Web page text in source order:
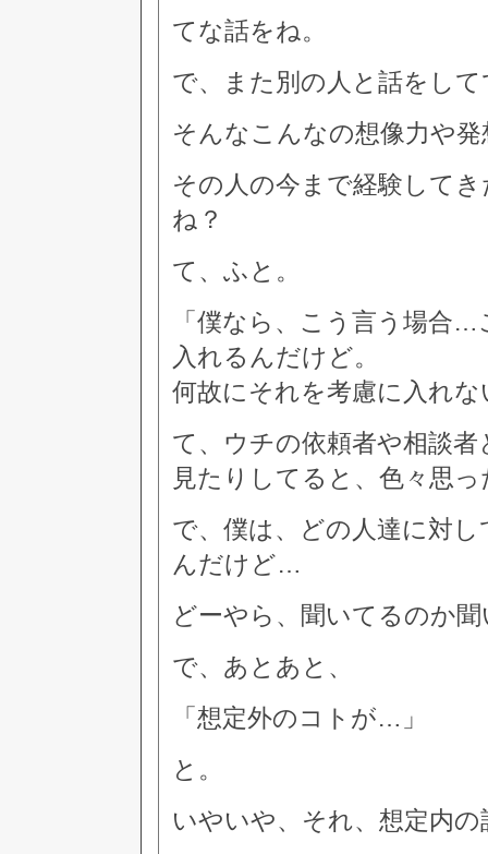
てな話をね。
で、また別の人と話をし
そんなこんなの想像力や
その人の今まで経験して
ね？
て、ふと。
「僕なら、こう言う場合
入れるんだけど。
何故にそれを考慮に入れ
て、ウチの依頼者や相談
見たりしてると、色々思
で、僕は、どの人達に対
んだけど…
どーやら、聞いてるのか
で、あとあと、
「想定外のコトが…」
と。
いやいや、それ、想定内